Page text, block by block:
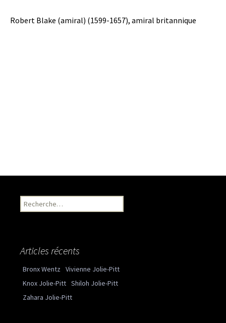
Robert Blake (amiral) (1599-1657), amiral britannique
Recherche pour :
Articles récents
Bronx Wentz Vivienne Jolie-Pitt
Knox Jolie-Pitt Shiloh Jolie-Pitt
Zahara Jolie-Pitt